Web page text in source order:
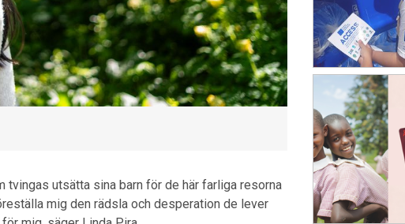
tvingas utsätta sina barn för de här farliga resorna
mig den rädsla och desperation de lever